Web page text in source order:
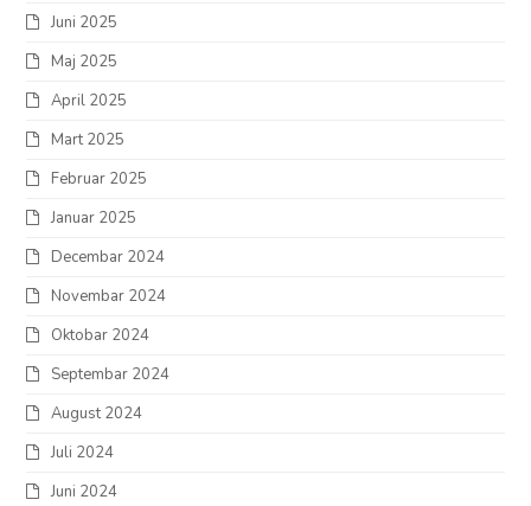
Juni 2025
Maj 2025
April 2025
Mart 2025
Februar 2025
Januar 2025
Decembar 2024
Novembar 2024
Oktobar 2024
Septembar 2024
August 2024
Juli 2024
Juni 2024